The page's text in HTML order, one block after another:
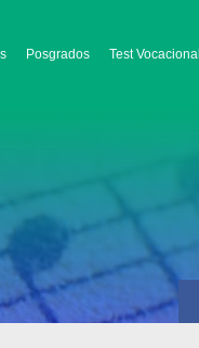
Posgrados Test Vocacional